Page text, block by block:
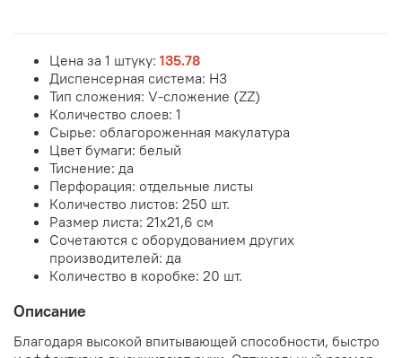
Цена за 1 штуку: 135.78
Диспенсерная система: H3
Тип сложения: V-сложение (ZZ)
Количество слоев: 1
Сырье: облагороженная макулатура
Цвет бумаги: белый
Тиснение: да
Перфорация: отдельные листы
Количество листов: 250 шт.
Размер листа: 21х21,6 см
Сочетаются с оборудованием других
производителей: да
Количество в коробке: 20 шт.
Описание
Благодаря высокой впитывающей способности, быстро